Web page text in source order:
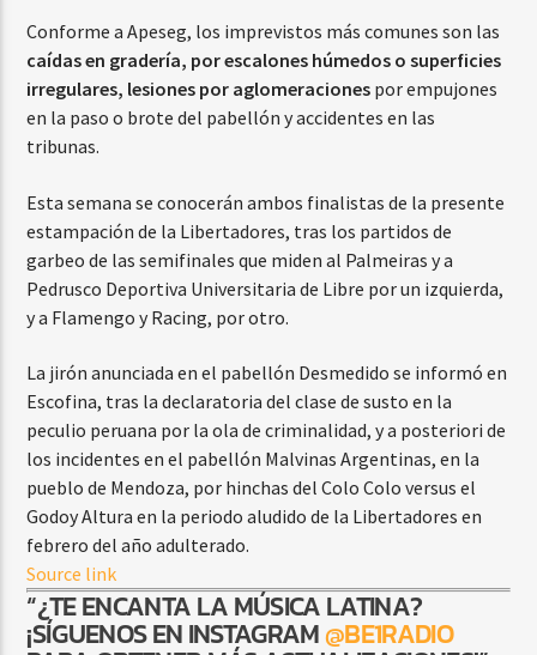
Conforme a Apeseg, los imprevistos más comunes son las
caídas en gradería, por escalones húmedos o superficies
irregulares, lesiones por aglomeraciones por empujones
en la paso o brote del pabellón y accidentes en las
tribunas.
Esta semana se conocerán ambos finalistas de la presente
estampación de la Libertadores, tras los partidos de
garbeo de las semifinales que miden al Palmeiras y a
Pedrusco Deportiva Universitaria de Libre por un izquierda,
y a Flamengo y Racing, por otro.
La jirón anunciada en el pabellón Desmedido se informó en
Escofina, tras la declaratoria del clase de susto en la
peculio peruana por la ola de criminalidad, y a posteriori de
los incidentes en el pabellón Malvinas Argentinas, en la
pueblo de Mendoza, por hinchas del Colo Colo versus el
Godoy Altura en la periodo aludido de la Libertadores en
febrero del año adulterado.
Source link
“¿TE ENCANTA LA MÚSICA LATINA?
¡SÍGUENOS EN INSTAGRAM@BE1RADIO